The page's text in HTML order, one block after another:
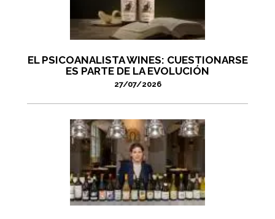
EL PSICOANALISTA WINES: CUESTIONARSE
ES PARTE DE LA EVOLUCIÓN
27/07/2026